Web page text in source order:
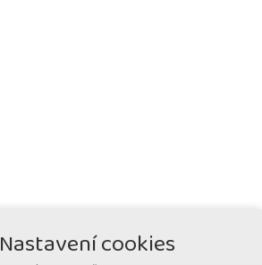
Nastavení cookies